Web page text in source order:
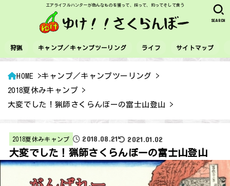
エアライフルハンターが色んなものを獲って、採って、釣ってそして食う
狩猟 キャンプ／キャンプツーリング ライフ サイトマップ
SEARCH
HOME
キャンプ／キャンプツーリング
2018夏休みキャンプ
大変でした！猟師さくらんぼーの富士山登山
2018夏休みキャンプ 2018.08.21 2021.01.02
大変でした！猟師さくらんぼーの富士山登山